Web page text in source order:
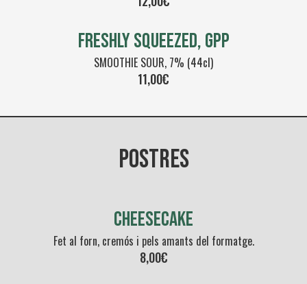
FRESHLY SQUEEZED, GPP
SMOOTHIE SOUR, 7% (44cl)
11,00€
POSTRES
Cheesecake
Fet al forn, cremós i pels amants del formatge.
8,00€